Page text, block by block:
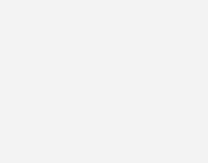
Veranstaltungs­format. Claudia